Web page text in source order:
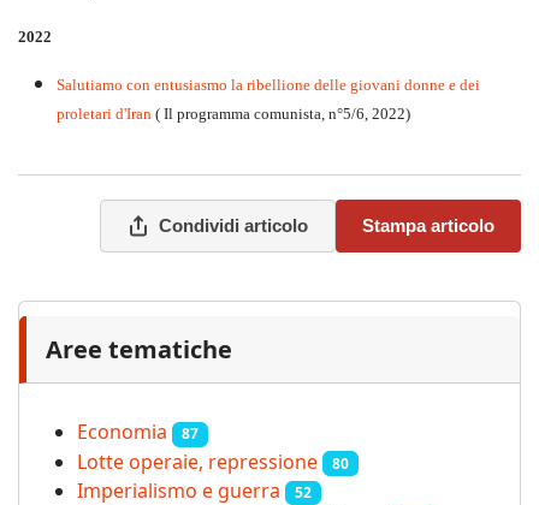
2022
Salutiamo con entusiasmo la ribellione delle giovani donne e dei
proletari d'Iran ( Il programma comunista, n°5/6, 2022)
Condividi articolo Stampa articolo
Aree tematiche
Economia 87
Lotte operaie, repressione 80
Imperialismo e guerra 52